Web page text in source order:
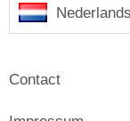
Nederlands
Contact